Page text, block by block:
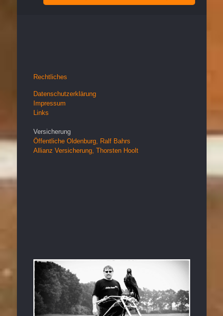
Rechtliches
Datenschutzerklärung
Impressum
Links
Versicherung
Öffentliche Oldenburg, Ralf Bahrs
Allianz Versicherung, Thorsten Hoolt